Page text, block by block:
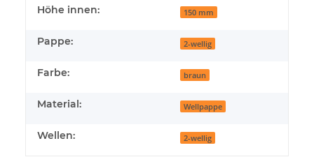
Höhe innen: 150 mm
Pappe: 2-wellig
Farbe: braun
Material: Wellpappe
Wellen: 2-wellig